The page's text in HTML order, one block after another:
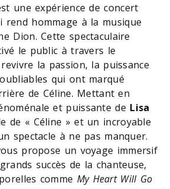
une expérience de concert
rend hommage à la musique
Dion. Cette spectaculaire
le public à travers le
la passion, la puissance
qui ont marqué
de Céline. Mettant en
et puissante de Lisa
de « Céline » et un incroyable
spectacle à ne pas manquer.
propose un voyage immersif
succès de la chanteuse,
comme My Heart Will Go